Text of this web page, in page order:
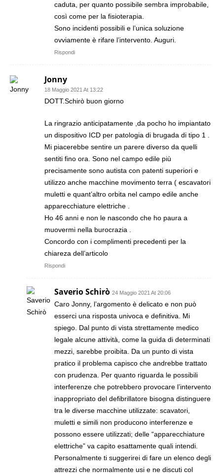
caduta, per quanto possibile sembra improbabile,
così come per la fisioterapia.
Sono incidenti possibili e l’unica soluzione
ovviamente è rifare l’intervento. Auguri.
Rispondi
Jonny
18 Maggio 2021 At 13:22
DOTT.Schirò buon giorno
La ringrazio anticipatamente ,da pocho ho impiantato
un dispositivo ICD per patologia di brugada di tipo 1 .
Mi piacerebbe sentire un parere diverso da quelli
sentiti fino ora. Sono nel campo edile più
precisamente sono autista con patenti superiori e
utilizzo anche macchine movimento terra ( escavatori
muletti e quant’altro orbita nel campo edile anche
apparecchiature elettriche .
Ho 46 anni e non le nascondo che ho paura a
muovermi nella burocrazia .
Concordo con i complimenti precedenti per la
chiareza dell’articolo
Rispondi
Saverio Schirò 24 Maggio 2021 At 20:06
Caro Jonny, l’argomento è delicato e non può
esserci una risposta univoca e definitiva. Mi
spiego. Dal punto di vista strettamente medico
legale alcune attività, come la guida di determinati
mezzi, sarebbe proibita. Da un punto di vista
pratico il problema capisco che andrebbe trattato
con prudenza. Per quanto riguarda le possibili
interferenze che potrebbero provocare l’intervento
inappropriato del defibrillatore bisogna distinguere
tra le diverse macchine utilizzate: scavatori,
muletti e simili non producono interferenze e
possono essere utilizzati; delle “apparecchiature
elettriche” va capito esattamente quali intendi.
Personalmente ti suggerirei di fare un elenco degli
attrezzi che normalmente usi e ne discuti col